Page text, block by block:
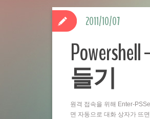
들기
원격 접속을 위해 Enter-
면 자동으로 대화 상자가 뜨
2011/10/07